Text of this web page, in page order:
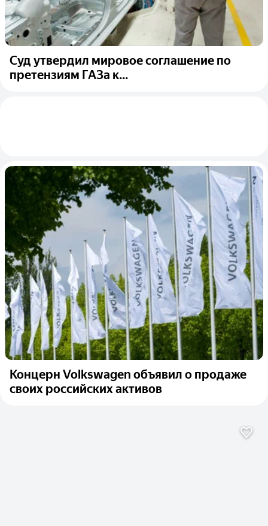
Суд утвердил мировое соглашение по
претензиям ГАЗа к...
Концерн Volkswagen объявил о продаже
своих российских активов